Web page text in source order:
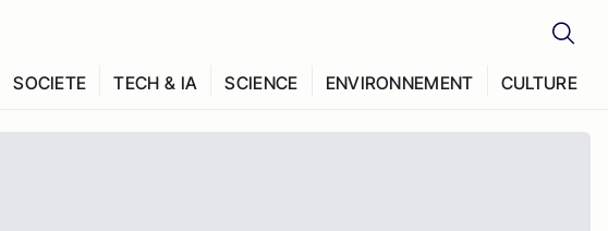
SOCIETE TECH & IA SCIENCE ENVIRONNEMENT CULTURE